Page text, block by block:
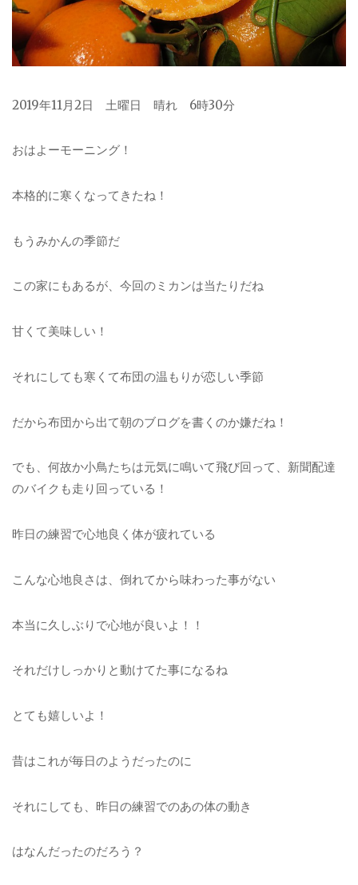
2019年11月2日 土曜日 晴れ 6時30分
おはよーモーニング！
本格的に寒くなってきたね！
もうみかんの季節だ
この家にもあるが、今回のミカンは当たりだね
甘くて美味しい！
それにしても寒くて布団の温もりが恋しい季節
だから布団から出て朝のブログを書くのか嫌だね！
でも、何故か小鳥たちは元気に鳴いて飛び回って、新聞配達
のバイクも走り回っている！
昨日の練習で心地良く体が疲れている
こんな心地良さは、倒れてから味わった事がない
本当に久しぶりで心地が良いよ！！
それだけしっかりと動けてた事になるね
とても嬉しいよ！
昔はこれが毎日のようだったのに
それにしても、昨日の練習でのあの体の動き
はなんだったのだろう？